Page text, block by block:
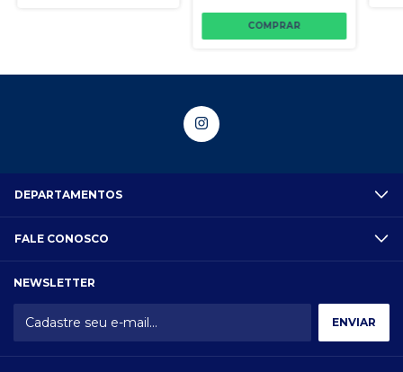
DEPARTAMENTOS
FALE CONOSCO
NEWSLETTER